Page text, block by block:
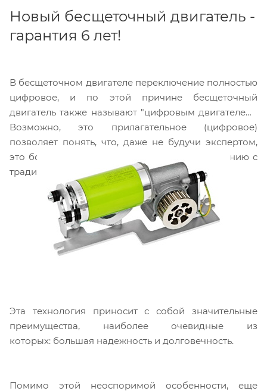
Новый бесщеточный двигатель -
гарантия 6 лет!
В бесщеточном двигателе переключение полностью
цифровое, и по этой причине бесщеточный
двигатель также называют "цифровым двигателем".
Возможно, это прилагательное (цифровое)
позволяет понять, что, даже не будучи экспертом,
это большой технологический шаг по сравнению с
традиционными двигателями.
Эта технология приносит с собой значительные
преимущества, наиболее очевидные из
которых: большая надежность и долговечность.
Помимо этой неоспоримой особенности, еще